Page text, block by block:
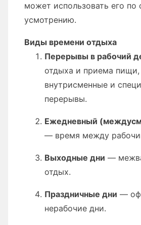
может использовать его по
усмотрению.
Виды времени отдыха
Перерывы в рабочий
отдыха и приема пищи,
внутрисменные и
перерывы.
Ежедневный
— время между
Выходные дни —
отдых.
Праздничные дни —
нерабочие дни.